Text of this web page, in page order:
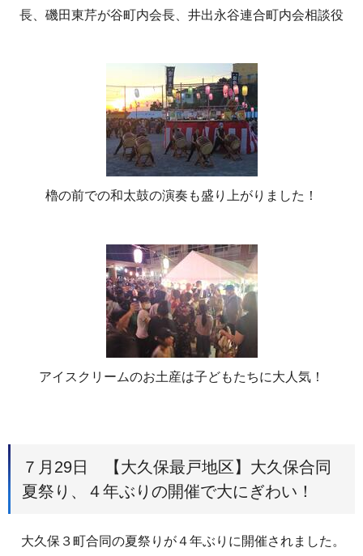
長、磯田東芹が谷町内会長、井出永谷連合町内会相談役
櫓の前での和太鼓の演奏も盛り上がりました！
アイスクリームのお土産は子どもたちに大人気！
７月29日 【大久保最戸地区】大久保合同
夏祭り、４年ぶりの開催で大にぎわい！
大久保３町合同の夏祭りが４年ぶりに開催されました。